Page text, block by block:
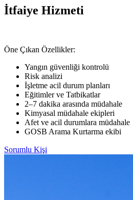
İtfaiye Hizmeti
Öne Çıkan Özellikler:
Yangın güvenliği kontrolü
Risk analizi
İşletme acil durum planları
Eğitimler ve Tatbikatlar
2–7 dakika arasında müdahale
Kimyasal müdahale ekipleri
Afet ve acil durumlara müdahale
GOSB Arama Kurtarma ekibi
Sorumlu Kişi